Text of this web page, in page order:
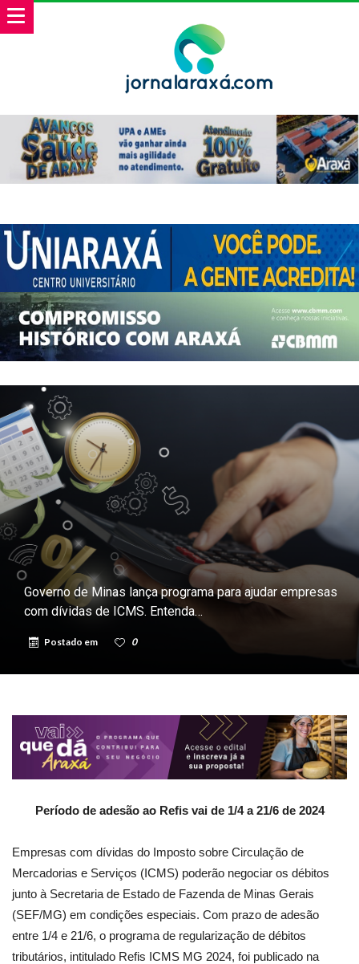
Governo de Minas lança programa para ajudar empresas
com dívidas de ICMS. Entenda…
Postado em 0
Período de adesão ao Refis vai de 1/4 a 21/6 de 2024
Empresas com dívidas do Imposto sobre Circulação de
Mercadorias e Serviços (ICMS) poderão negociar os débitos
junto à Secretaria de Estado de Fazenda de Minas Gerais
(SEF/MG) em condições especiais. Com prazo de adesão
entre 1/4 e 21/6, o programa de regularização de débitos
tributários, intitulado Refis ICMS MG 2024, foi publicado na